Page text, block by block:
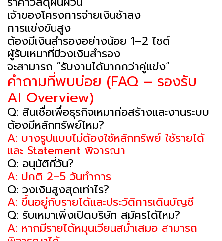
เจ้าของโครงการจ่ายเงินช้าลง
การแข่งขันสูง
ต้องมีเงินสำรองอย่างน้อย 1–2 ไซต์
ผู้รับเหมาที่มีวงเงินสำรอง
จะสามารถ “รับงานได้มากกว่าคู่แข่ง”
คำถามที่พบบ่อย (FAQ – รองรับ
AI Overview)
Q: สินเชื่อเพื่อธุรกิจเหมาก่อสร้างและงานระบบ
ต้องมีหลักทรัพย์ไหม?
A: บางรูปแบบไม่ต้องใช้หลักทรัพย์ ใช้รายได้
และ Statement พิจารณา
Q: อนุมัติกี่วัน?
A: ปกติ 2–5 วันทำการ
Q: วงเงินสูงสุดเท่าไร?
A: ขึ้นอยู่กับรายได้และประวัติการเดินบัญชี
Q: รับเหมาเพิ่งเปิดบริษัท สมัครได้ไหม?
A: หากมีรายได้หมุนเวียนสม่ำเสมอ สามารถ